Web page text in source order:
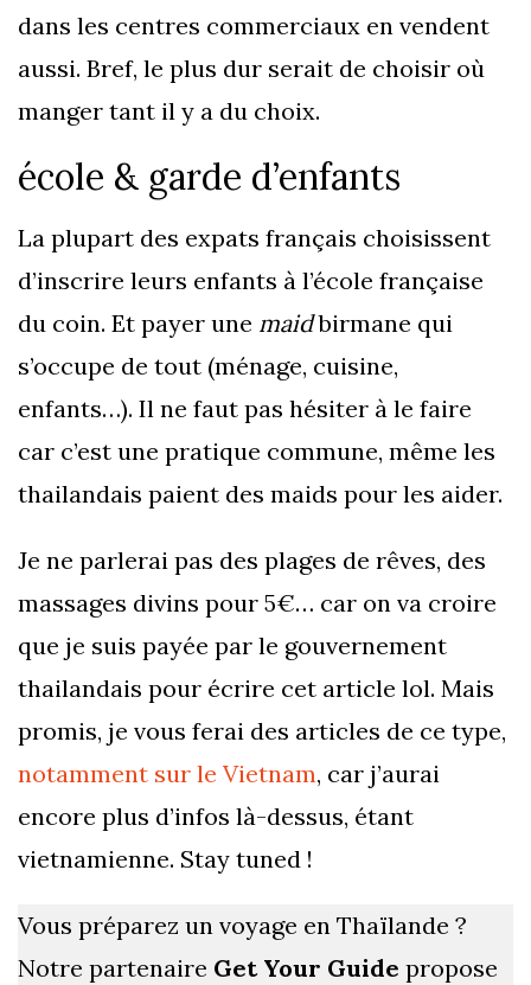
dans les centres commerciaux en vendent
aussi. Bref, le plus dur serait de choisir où
manger tant il y a du choix.
école & garde d’enfants
La plupart des expats français choisissent
d’inscrire leurs enfants à l’école française
du coin. Et payer une maidbirmane qui
s’occupe de tout (ménage, cuisine,
enfants…). Il ne faut pas hésiter à le faire
car c’est une pratique commune, même les
thailandais paient des maids pour les aider.
Je ne parlerai pas des plages de rêves, des
massages divins pour 5€… car on va croire
que je suis payée par le gouvernement
thailandais pour écrire cet article lol. Mais
promis, je vous ferai des articles de ce type,
notamment sur le Vietnam, car j’aurai
encore plus d’infos là-dessus, étant
vietnamienne. Stay tuned !
Vous préparez un voyage en Thaïlande ?
Notre partenaire Get Your Guide propose